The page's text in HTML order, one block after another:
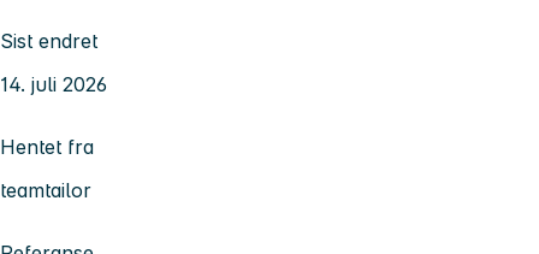
Sist endret
14. juli 2026
Hentet fra
teamtailor